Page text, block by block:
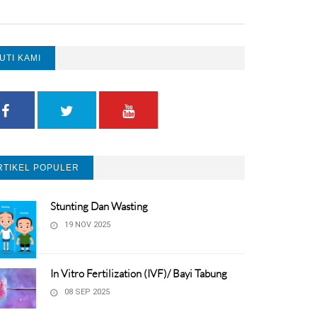
KAMI
POPULER
Stunting Dan Wasting
19 NOV 2025
In Vitro Fertilization (IVF)/ Bayi Tabung
08 SEP 2025